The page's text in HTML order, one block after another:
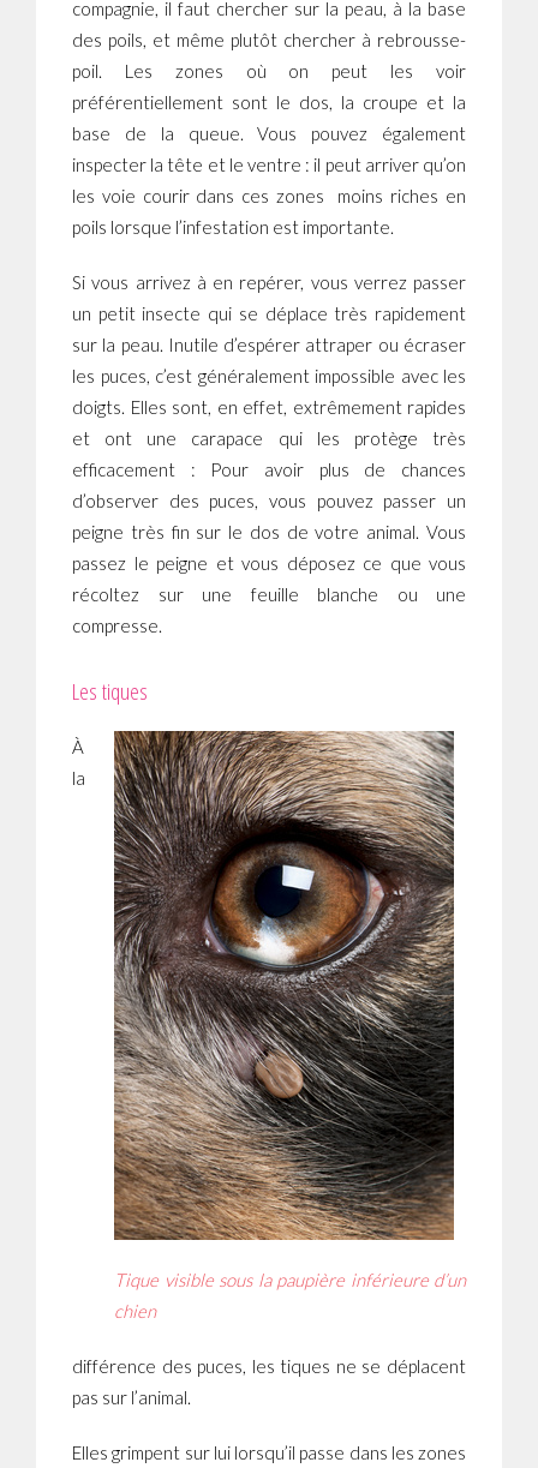
compagnie, il faut chercher sur la peau, à la base
des poils, et même plutôt chercher à rebrousse-
poil. Les zones où on peut les voir
préférentiellement sont le dos, la croupe et la
base de la queue. Vous pouvez également
inspecter la tête et le ventre : il peut arriver qu’on
les voie courir dans ces zones moins riches en
poils lorsque l’infestation est importante.
Si vous arrivez à en repérer, vous verrez passer
un petit insecte qui se déplace très rapidement
sur la peau. Inutile d’espérer attraper ou écraser
les puces, c’est généralement impossible avec les
doigts. Elles sont, en effet, extrêmement rapides
et ont une carapace qui les protège très
efficacement : Pour avoir plus de chances
d’observer des puces, vous pouvez passer un
peigne très fin sur le dos de votre animal. Vous
passez le peigne et vous déposez ce que vous
récoltez sur une feuille blanche ou une
compresse.
Les tiques
Tique visible sous la paupière inférieure d’un
chien
À
la
différence des puces, les tiques ne se déplacent
pas sur l’animal.
Elles grimpent sur lui lorsqu’il passe dans les zones